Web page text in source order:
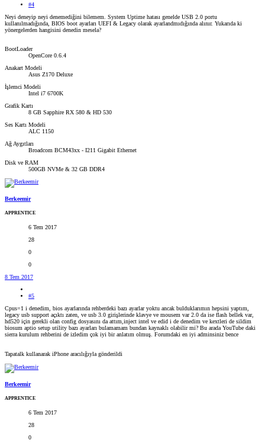
#4
Neyi deneyip neyi denemediğini bilemem. System Uptime hatası genelde USB 2.0 portu
kullanılmadığında, BIOS boot ayarları UEFI & Legacy olarak ayarlandmıdığında alınır. Yukarıda ki
yönergelerden hangisini denedin mesela?
BootLoader
OpenCore 0.6.4
Anakart Modeli
Asus Z170 Deluxe
İşlemci Modeli
Intel i7 6700K
Grafik Kartı
8 GB Sapphire RX 580 & HD 530
Ses Kartı Modeli
ALC 1150
Ağ Aygıtları
Broadcom BCM43xx - I211 Gigabit Ethernet
Disk ve RAM
500GB NVMe & 32 GB DDR4
Berkeemir
APPRENTICE
6 Tem 2017
28
0
0
8 Tem 2017
#5
Cpus=1 i denedim, bios ayarlarında rehberdeki bazı ayarlar yoktu ancak bulduklarımın hepsini yaptım,
legacy usb support açıktı zaten, ve usb 3.0 girişlerinde klavye ve mousem var 2.0 da ise flash bellek var,
hd520 için gerekli olan config dosyasını da attım,inject intel ve edid i de denedim ve kextleri de sildim
biosum aptio setup utility bazı ayarları bulamamam bundan kaynaklı olabilir mi? Bu arada YouTube daki
sierra kurulum rehberini de izledim çok iyi bir anlatım olmuş. Forumdaki en iyi adminsiniz bence
Tapatalk kullanarak iPhone aracılığıyla gönderildi
Berkeemir
APPRENTICE
6 Tem 2017
28
0